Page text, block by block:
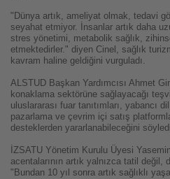
"Dünya artık, ameliyat olmak, tedavi
seyahat etmiyor. İnsanlar artık daha
stres yönetimi, metabolik sağlık,
etmektedirler." diyen Cinel, sağlık
kavram haline geldiğini vurguladı.
ALSTUD Başkan Yardımcısı Ahmet
konaklama sektörüne sağlayacağı
uluslararası fuar tanıtımları, yabancı
pazarlama ve çevrim içi satış
desteklerden yararlanabileceğini
İZSATU Yönetim Kurulu Üyesi
acentalarının artık yalnızca tatil değil,
"Bundan 10 yıl sonra artık sağlıklı